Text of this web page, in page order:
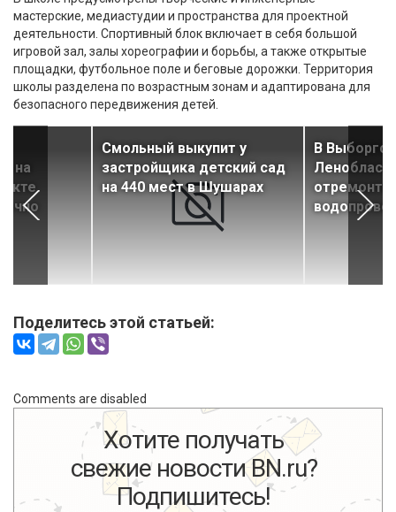
мастерские, медиастудии и пространства для проектной
деятельности. Спортивный блок включает в себя большой
игровой зал, залы хореографии и борьбы, а также открытые
площадки, футбольное поле и беговые дорожки. Территория
школы разделена по возрастным зонам и адаптирована для
безопасного передвижения детей.
на
Смольный выкупит у
застройщика детский сад
на 440 мест в Шушарах
В
Поделитесь этой статьей:
Comments are disabled
Хотите получать
свежие новости BN.ru?
Подпишитесь!